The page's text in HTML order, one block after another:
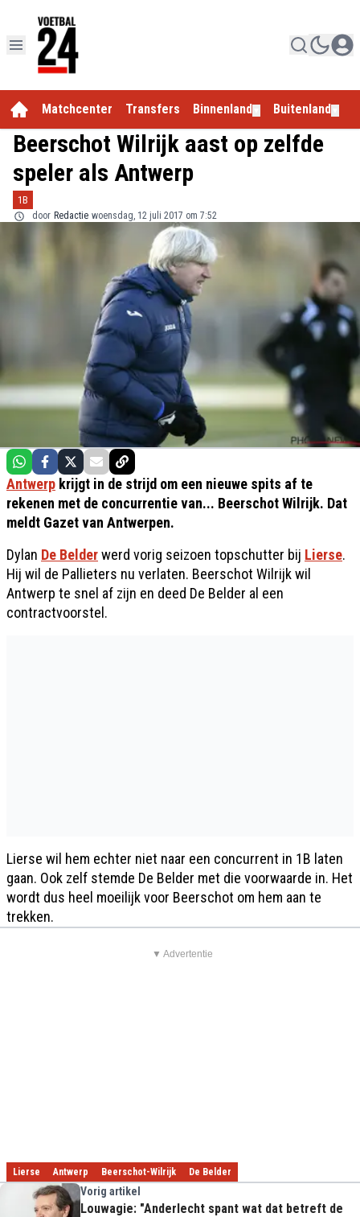
Matchcenter Transfers Binnenland Buitenland
Beerschot Wilrijk aast op zelfde
speler als Antwerp
1B
door Redactie woensdag, 12 juli 2017 om 7:52
Antwerp krijgt in de strijd om een nieuwe spits af te
rekenen met de concurrentie van... Beerschot Wilrijk. Dat
meldt Gazet van Antwerpen.
Dylan De Belderwerd vorig seizoen topschutter bij Lierse.
Hij wil de Pallieters nu verlaten. Beerschot Wilrijk wil
Antwerp te snel af zijn en deed De Belder al een
contractvoorstel.
Lierse wil hem echter niet naar een concurrent in 1B laten
gaan. Ook zelf stemde De Belder met die voorwaarde in. Het
wordt dus heel moeilijk voor Beerschot om hem aan te
trekken.
▼ Advertentie
Lierse Antwerp Beerschot-Wilrijk De Belder
Vorig artikel
Louwagie: "Anderlecht spant wat dat betreft de